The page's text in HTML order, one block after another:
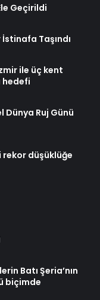
Geçirildi
Taşındı
ile üç kent
hedefi
Dünya Ruj Günü
rekor düşüklüğe
Batı Şeria’nın
biçimde